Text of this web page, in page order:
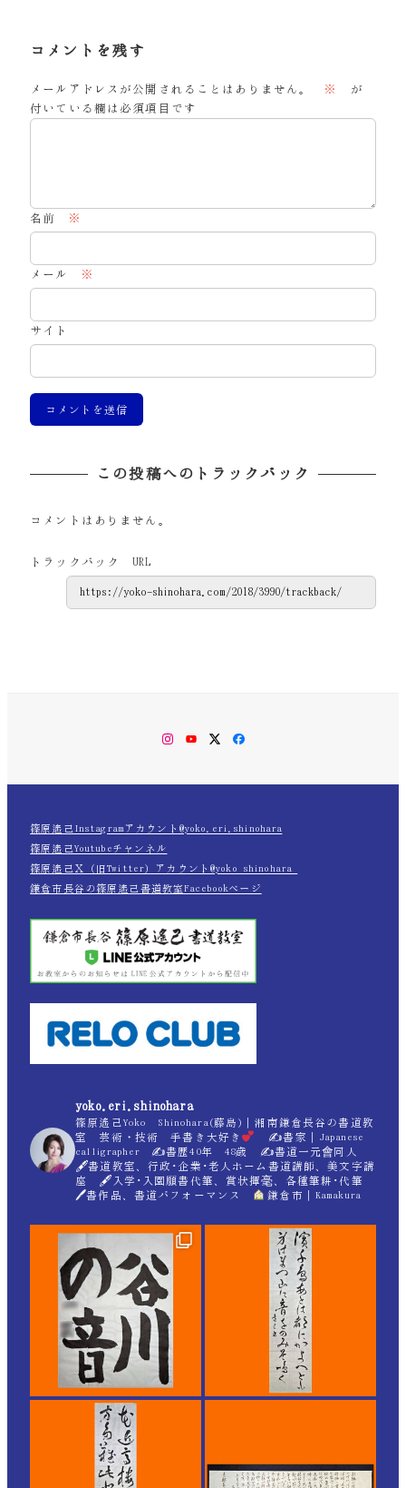
コメントを残す
メールアドレスが公開されることはありません。 ※
が
付いている欄は必須項目です
名前 ※
メール ※
サイト
この投稿へのトラックバック
コメントはありません。
トラックバック URL
Instagram
YouTubeTwitterFacebook
篠原遙己Instagramアカウント@yoko.eri.shinohara
篠原遙己Youtubeチャンネル
篠原遙己Ｘ（旧Twitter）アカウント@yoko_shinohara_
鎌倉市長谷の篠原遙己書道教室Facebookページ
yoko.eri.shinohara
篠原遙己Yoko Shinohara(藤島)｜湘南鎌倉長谷の書道教
室 芸術・技術 手書き大好き
✍書家｜Japanese
calligrapher ✍書歴40年 48歳 ✍書道一元會同人
🖋書道教室、行政･企業･老人ホーム書道講師、美文字講
座 🖋入学･入園願書代筆、賞状揮毫、各種筆耕･代筆
🖊書作品、書道パフォーマンス
鎌倉市｜Kamakura